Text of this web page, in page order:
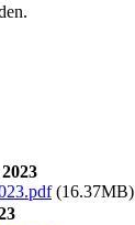
(16.37MB)